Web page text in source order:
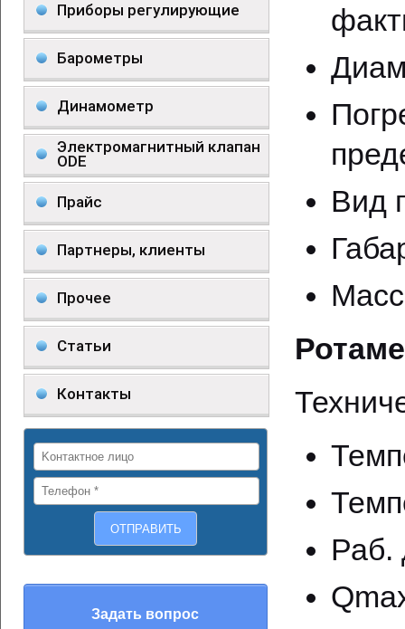
Приборы регулирующие
Барометры
Динамометр
Электромагнитный клапан
ODE
Прайс
Партнеры, клиенты
Прочее
Статьи
Контакты
Задать вопрос
Вид
Раб.